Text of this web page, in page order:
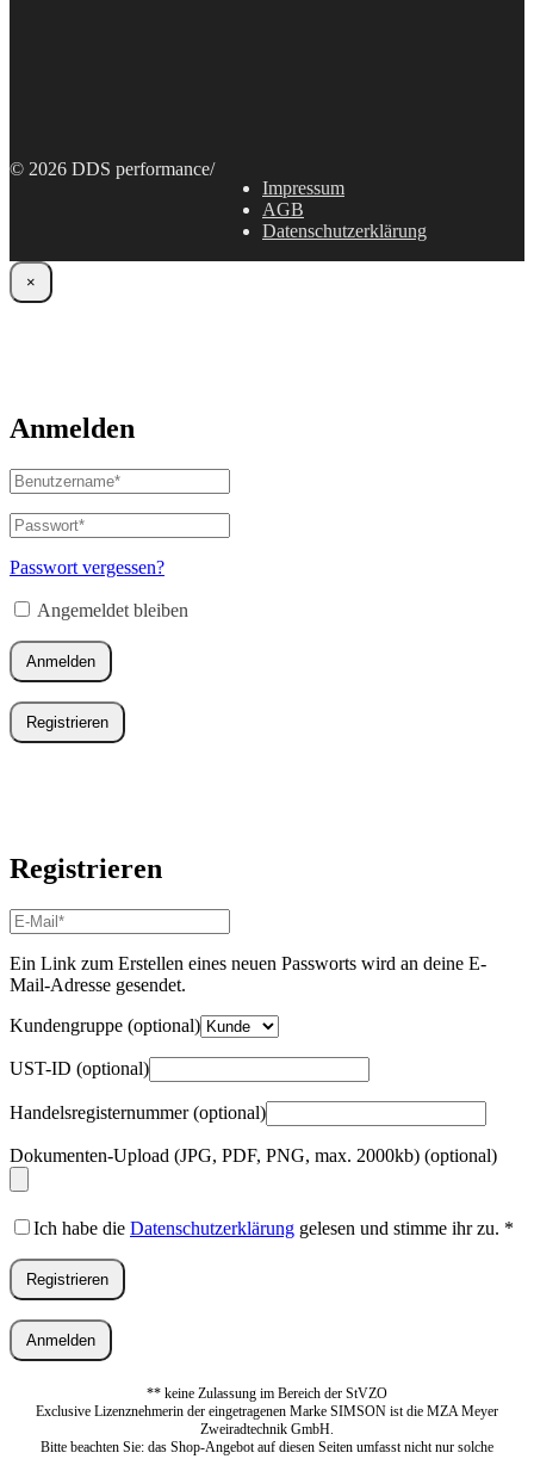
© 2026 DDS performance/
Impressum
AGB
Datenschutzerklärung
×
Anmelden
Benutzername
oder
E-
Mail-
Adresse*
Passwort*
Erforderlich
Passwort vergessen?
Angemeldet bleiben
Anmelden
Registrieren
Registrieren
E-
Mail-
Adresse*
Erforderlich
Ein Link zum Erstellen eines neuen Passworts wird an deine E-
Mail-Adresse gesendet.
Kundengruppe (optional)
UST-ID (optional)
Handelsregisternummer(optional)
Dokumenten-Upload (JPG, PDF, PNG, max. 2000kb) (optional)
Ich habe die Datenschutzerklärung gelesen und stimme ihr zu. *
Registrieren
Anmelden
** keine Zulassung im Bereich der StVZO
Exclusive Lizenznehmerin der eingetragenen Marke SIMSON ist die MZA Meyer
Zweiradtechnik GmbH.
Bitte beachten Sie: das Shop-Angebot auf diesen Seiten umfasst nicht nur solche